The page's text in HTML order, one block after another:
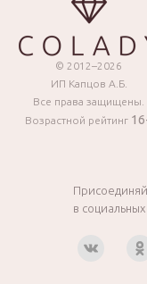
© 2012–2026
ИП Капцов А.Б.
Все права защищены.
Возрастной рейтинг
в социальных